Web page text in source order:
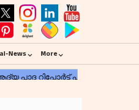
News More